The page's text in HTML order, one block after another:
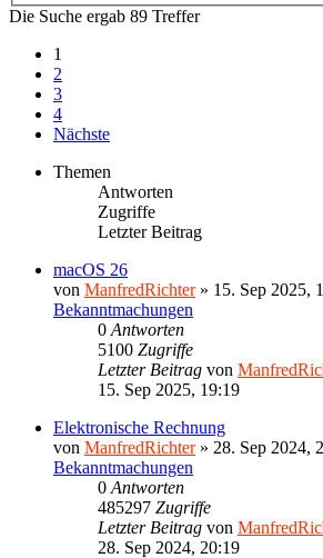
Die Suche ergab 89 Treffer
1
2
3
4
Nächste
Themen
Antworten
Zugriffe
Letzter Beitrag
macOS 26
von ManfredRichter» 15. Sep 2025,
Bekanntmachungen
0 Antworten
5100 Zugriffe
Letzter Beitrag von
15. Sep 2025, 19:19
Elektronische Rechnung
von ManfredRichter» 28. Sep 2024,
Bekanntmachungen
0 Antworten
485297 Zugriffe
Letzter Beitrag von
28. Sep 2024, 20:19